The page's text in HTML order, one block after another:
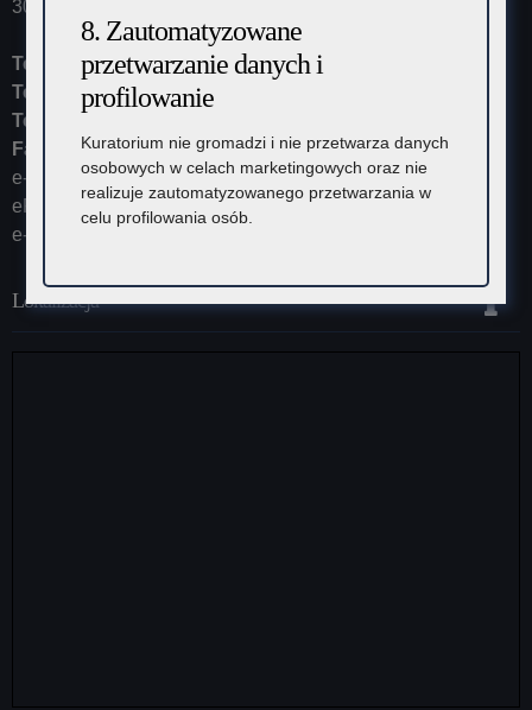
30-102 Kraków
Tel:
12 448-11-10
Tel:
12 448-11-15
Tel:
Fax:
12 448-11-62
e-mail:
kurator@kuratorium.krakow.pl
ePUAP (adres skrytki): /KOKrakow/skrytka
e-Doręczenia: AE:PL-23387-37626-IRHSW-19
Lokalizacja
8. Zautomatyzowane
przetwarzanie danych i
profilowanie
Kuratorium nie gromadzi i nie przetwarza danych
osobowych w celach marketingowych oraz nie
realizuje zautomatyzowanego przetwarzania w
celu profilowania osób.